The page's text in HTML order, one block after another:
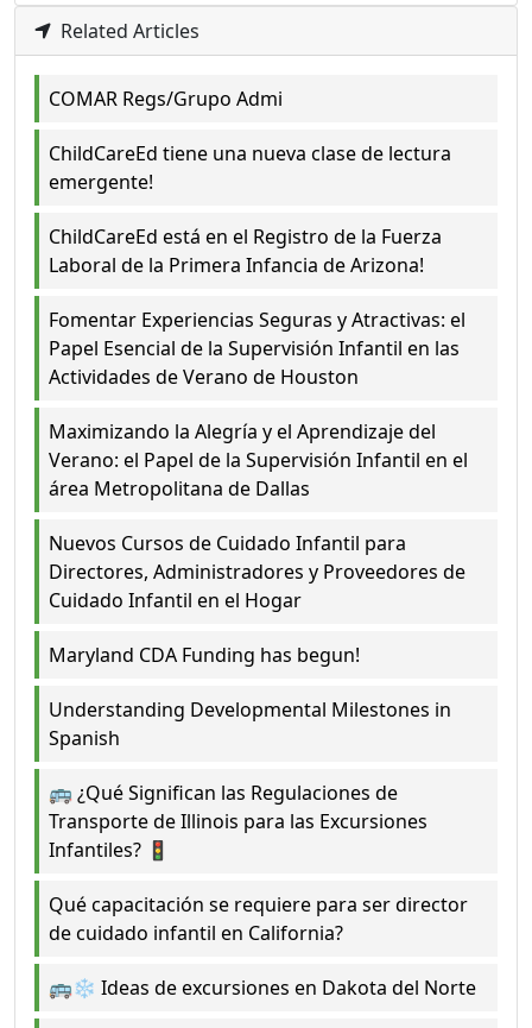
Related Articles
COMAR Regs/Grupo Admi
ChildCareEd tiene una nueva clase de lectura
emergente!
ChildCareEd está en el Registro de la Fuerza
Laboral de la Primera Infancia de Arizona!
Fomentar Experiencias Seguras y Atractivas: el
Papel Esencial de la Supervisión Infantil en las
Actividades de Verano de Houston
Maximizando la Alegría y el Aprendizaje del
Verano: el Papel de la Supervisión Infantil en el
área Metropolitana de Dallas
Nuevos Cursos de Cuidado Infantil para
Directores, Administradores y Proveedores de
Cuidado Infantil en el Hogar
Maryland CDA Funding has begun!
Understanding Developmental Milestones in
Spanish
🚌 ¿Qué Significan las Regulaciones de
Transporte de Illinois para las Excursiones
Infantiles? 🚦
Qué capacitación se requiere para ser director
de cuidado infantil en California?
🚌❄️ Ideas de excursiones en Dakota del Norte